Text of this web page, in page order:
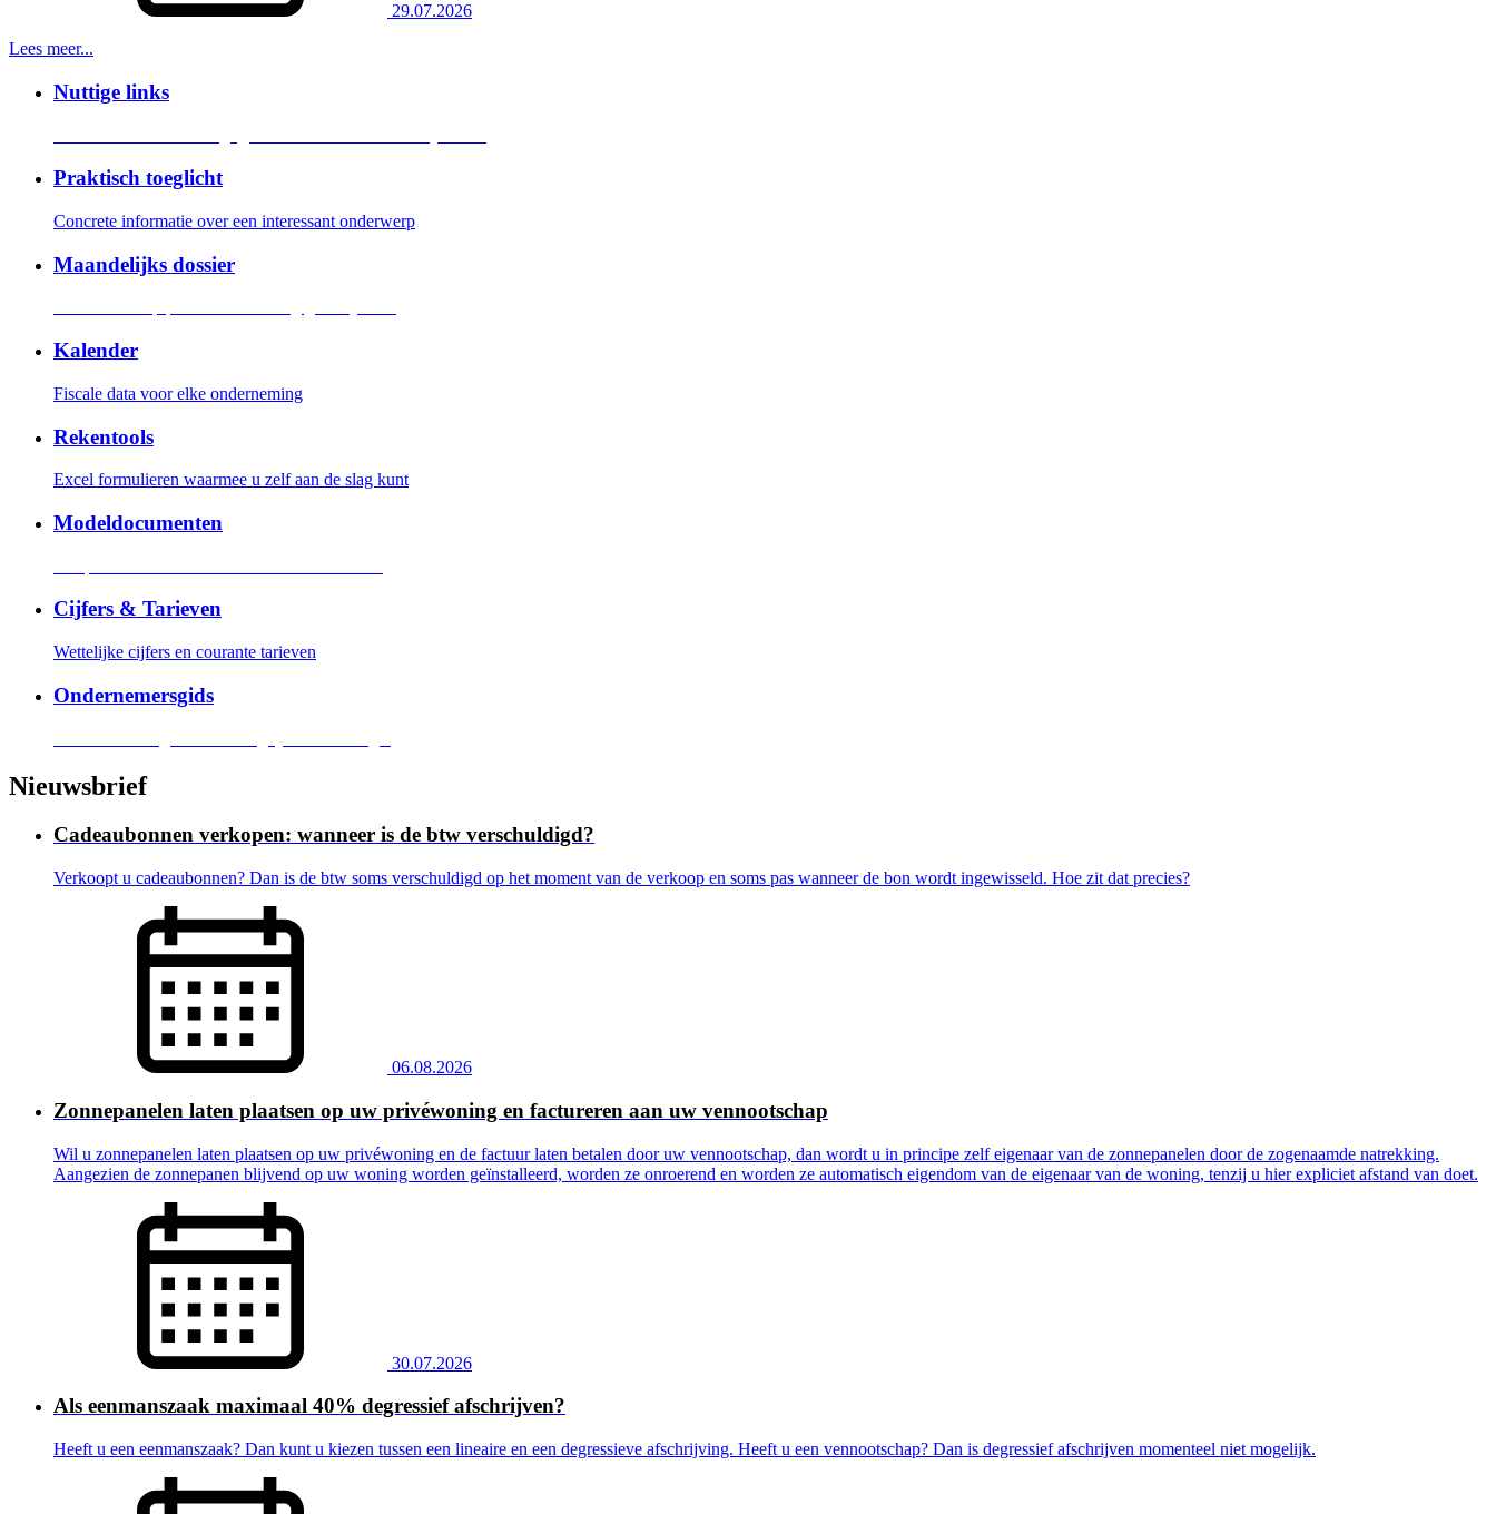
29.07.2026
Lees meer...
Nuttige links
Praktisch toeglicht
Concrete informatie over een interessant onderwerp
Maandelijks dossier
Kalender
Fiscale data voor elke onderneming
Rekentools
Excel formulieren waarmee u zelf aan de slag kunt
Modeldocumenten
Cijfers & Tarieven
Wettelijke cijfers en courante tarieven
Ondernemersgids
Nieuwsbrief
Cadeaubonnen verkopen: wanneer is de btw verschuldigd?
Verkoopt u cadeaubonnen? Dan is de btw soms verschuldigd op het moment van de verkoop en soms pas wanneer de bon wordt ingewisseld. Hoe zit dat precies?
06.08.2026
Zonnepanelen laten plaatsen op uw privéwoning en factureren aan uw vennootschap
Wil u zonnepanelen laten plaatsen op uw privéwoning en de factuur laten betalen door uw vennootschap, dan wordt u in principe zelf eigenaar van de zonnepanelen door de zogenaamde natrekking.
Aangezien de zonnepanen blijvend op uw woning worden geïnstalleerd, worden ze onroerend en worden ze automatisch eigendom van de eigenaar van de woning, tenzij u hier expliciet afstand van doet.
30.07.2026
Als eenmanszaak maximaal 40% degressief afschrijven?
Heeft u een eenmanszaak? Dan kunt u kiezen tussen een lineaire en een degressieve afschrijving. Heeft u een vennootschap? Dan is degressief afschrijven momenteel niet mogelijk.